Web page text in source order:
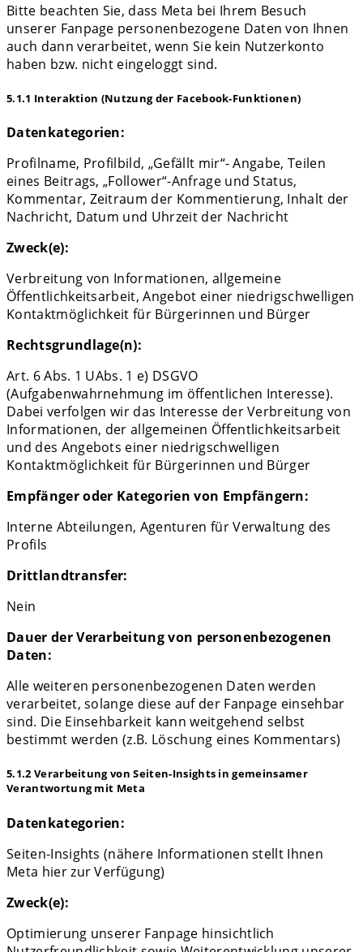
Bitte beachten Sie, dass Meta bei Ihrem Besuch
unserer Fanpage personenbezogene Daten von Ihnen
auch dann verarbeitet, wenn Sie kein Nutzerkonto
haben bzw. nicht eingeloggt sind.
5.1.1 Interaktion (Nutzung der Facebook-Funktionen)
Datenkategorien:
Profilname, Profilbild, „Gefällt mir“- Angabe, Teilen
eines Beitrags, „Follower“-Anfrage und Status,
Kommentar, Zeitraum der Kommentierung, Inhalt der
Nachricht, Datum und Uhrzeit der Nachricht
Zweck(e):
Verbreitung von Informationen, allgemeine
Öffentlichkeitsarbeit, Angebot einer niedrigschwelligen
Kontaktmöglichkeit für Bürgerinnen und Bürger
Rechtsgrundlage(n):
Art. 6 Abs. 1 UAbs. 1 e) DSGVO
(Aufgabenwahrnehmung im öffentlichen Interesse).
Dabei verfolgen wir das Interesse der Verbreitung von
Informationen, der allgemeinen Öffentlichkeitsarbeit
und des Angebots einer niedrigschwelligen
Kontaktmöglichkeit für Bürgerinnen und Bürger
Empfänger oder Kategorien von Empfängern:
Interne Abteilungen, Agenturen für Verwaltung des
Profils
Drittlandtransfer:
Nein
Dauer der Verarbeitung von personenbezogenen
Daten:
Alle weiteren personenbezogenen Daten werden
verarbeitet, solange diese auf der Fanpage einsehbar
sind. Die Einsehbarkeit kann weitgehend selbst
bestimmt werden (z.B. Löschung eines Kommentars)
5.1.2 Verarbeitung von Seiten-Insights in gemeinsamer
Verantwortung mit Meta
Datenkategorien:
Seiten-Insights (nähere Informationen stellt Ihnen
Meta hier zur Verfügung)
Zweck(e):
Optimierung unserer Fanpage hinsichtlich